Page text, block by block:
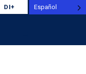
DI+ Español